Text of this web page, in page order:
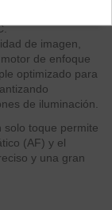
de imagen,
de enfoque
optimizado para
de iluminación.
solo toque permite
(AF) y el
y una gran